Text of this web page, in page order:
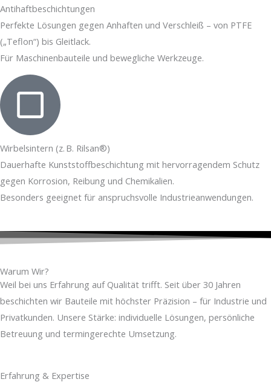
Antihaftbeschichtungen
Perfekte Lösungen gegen Anhaften und Verschleiß – von PTFE
(„Teflon“) bis Gleitlack.
Für Maschinenbauteile und bewegliche Werkzeuge.
Wirbelsintern (z. B. Rilsan®)
Dauerhafte Kunststoffbeschichtung mit hervorragendem Schutz
gegen Korrosion, Reibung und Chemikalien.
Besonders geeignet für anspruchsvolle Industrieanwendungen.
Warum Wir?
Weil bei uns Erfahrung auf Qualität trifft. Seit über 30 Jahren
beschichten wir Bauteile mit höchster Präzision – für Industrie und
Privatkunden. Unsere Stärke: individuelle Lösungen, persönliche
Betreuung und termingerechte Umsetzung.
Erfahrung & Expertise